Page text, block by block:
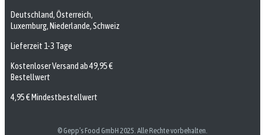
Deutschland, Österreich,
Luxemburg, Niederlande, Schweiz
Lieferzeit 1-3 Tage
Kostenloser Versand ab 49,95 €
Bestellwert
4,95 € Mindestbestellwert
© Gepp’s Food GmbH 2025. Alle Rechte vorbehalten.